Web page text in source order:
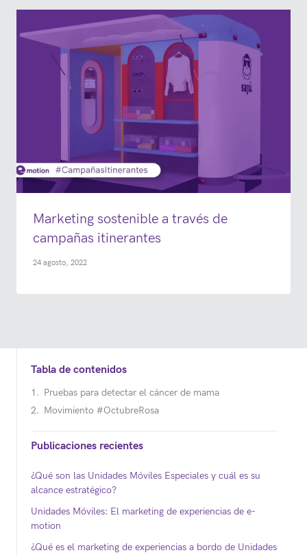
Marketing sostenible a través de
campañas itinerantes
24 agosto, 2022
Tabla de contenidos
Pruebas para detectar el cáncer de mama
Movimiento #OctubreRosa
Publicaciones recientes
¿Qué son las Unidades Móviles Especiales y cuál es su
alcance estratégico?
Unidades Móviles: El marketing de experiencias de e-
motion
¿Qué es el marketing de experiencias a bordo de Unidades